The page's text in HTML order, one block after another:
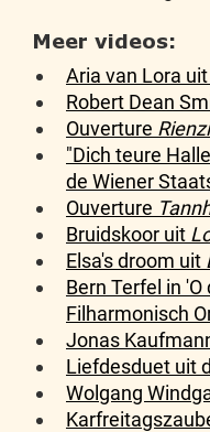
Meer videos:
Aria van Lora uit
Robert Dean
Ouverture Rienzi
"Dich teure
de Wiener
Ouverture
Bruidskoor uit
Elsa's droom uit
Bern Terfel in
Filharmonisch
Jonas
Liefdesduet uit
Wolgang